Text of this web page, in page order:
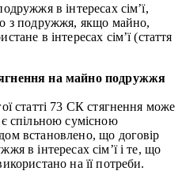
в інтересах сім’ї,
з подружжя, якщо майно,
в інтересах сім’ї (стаття
на майно подружжя
статті 73 СК стягнення може
спільною сумісною
встановлено, що договір
в інтересах сім’ї і те, що
на її потреби.